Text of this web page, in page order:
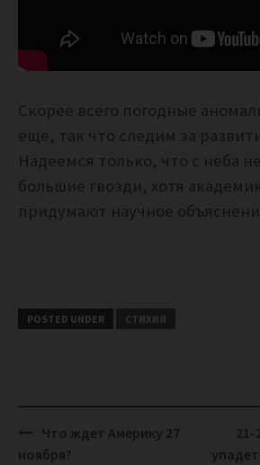
Скорее всего погодные
еще, так что следим за
Надеемся только, что с неба
большие гвозди, хотя
придумают научное
POSTED UNDER СТИХИЯ
Post
navigation
Что ждет Америку 27
ноября?
21-